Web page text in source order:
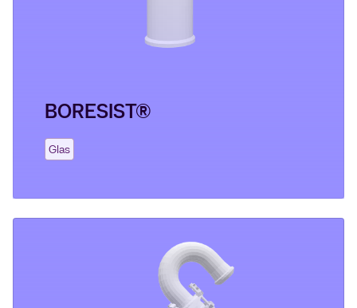
BORESIST®
Glas